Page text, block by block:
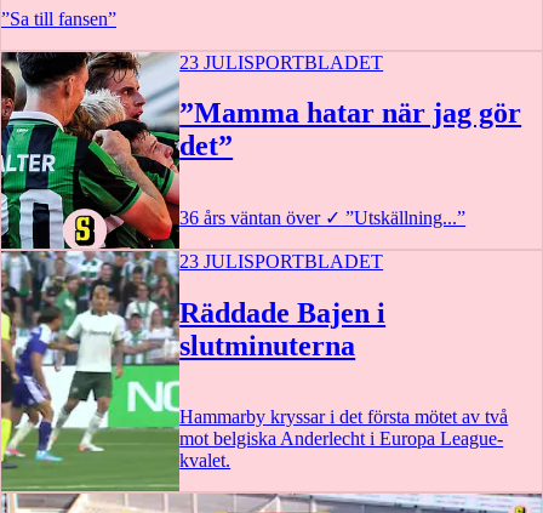
”Sa till fansen”
23 JULISPORTBLADET
”Mamma hatar när jag gör
det”
36 års väntan över ✓ ”Utskällning...”
2:56
23 JULISPORTBLADET
Räddade Bajen i
slutminuterna
Hammarby kryssar i det första mötet av två
mot belgiska Anderlecht i Europa League-
kvalet.